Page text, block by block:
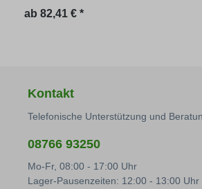
Regulärer Preis:
ab 82,41 € *
Kontakt
Telefonische Unterstützung und
08766 93250
Mo-Fr, 08:00 - 17:00 Uhr
Lager-Pausenzeiten: 12:00 - 13:00 Uhr